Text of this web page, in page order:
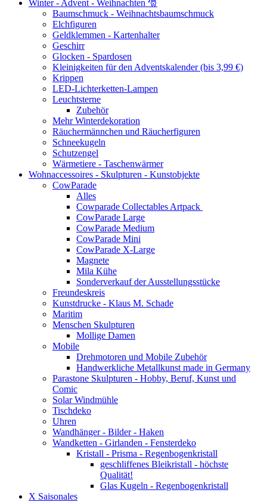
Winter - Advent - Weihnachten 🎅
Baumschmuck - Weihnachtsbaumschmuck
Elchfiguren
Geldklemmen - Kartenhalter
Geschirr
Glocken - Spardosen
Kleinigkeiten für den Adventskalender (bis 3,99 €)
Krippen
LED-Lichterketten-Lampen
Leuchtsterne
Zubehör
Mehr Winterdekoration
Räuchermännchen und Räucherfiguren
Schneekugeln
Schutzengel
Wärmetiere - Taschenwärmer
Wohnaccessoires - Skulpturen - Kunstobjekte
CowParade
Alles
Cowparade Collectables Artpack
CowParade Large
CowParade Medium
CowParade Mini
CowParade X-Large
Magnete
Mila Kühe
Sonderverkauf der Ausstellungsstücke
Freundeskreis
Kunstdrucke - Klaus M. Schade
Maritim
Menschen Skulpturen
Mollige Damen
Mobile
Drehmotoren und Mobile Zubehör
Handwerkliche Metallkunst made in Germany
Parastone Skulpturen - Hobby, Beruf, Kunst und
Comic
Solar Windmühle
Tischdeko
Uhren
Wandhänger - Bilder - Haken
Wandketten - Girlanden - Fensterdeko
Kristall - Prisma - Regenbogenkristall
geschliffenes Bleikristall - höchste
Qualität!
Glas Kugeln - Regenbogenkristall
X Saisonales